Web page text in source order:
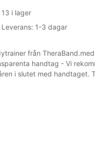
13 i lager
Leverans: 1-3 dagar
från
handtag - Vi
i slutet med handtaget.